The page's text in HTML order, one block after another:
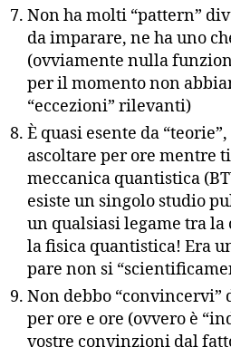
Non ha molti “pattern”
da imparare, ne ha uno
(ovviamente nulla
per il momento non
“eccezioni” rilevanti)
È quasi esente da
ascoltare per ore mentre
meccanica quantistica
esiste un singolo studio
un qualsiasi legame tra la
la fisica quantistica! Era
pare non si
Non debbo
per ore e ore (ovvero è
vostre convinzioni dal